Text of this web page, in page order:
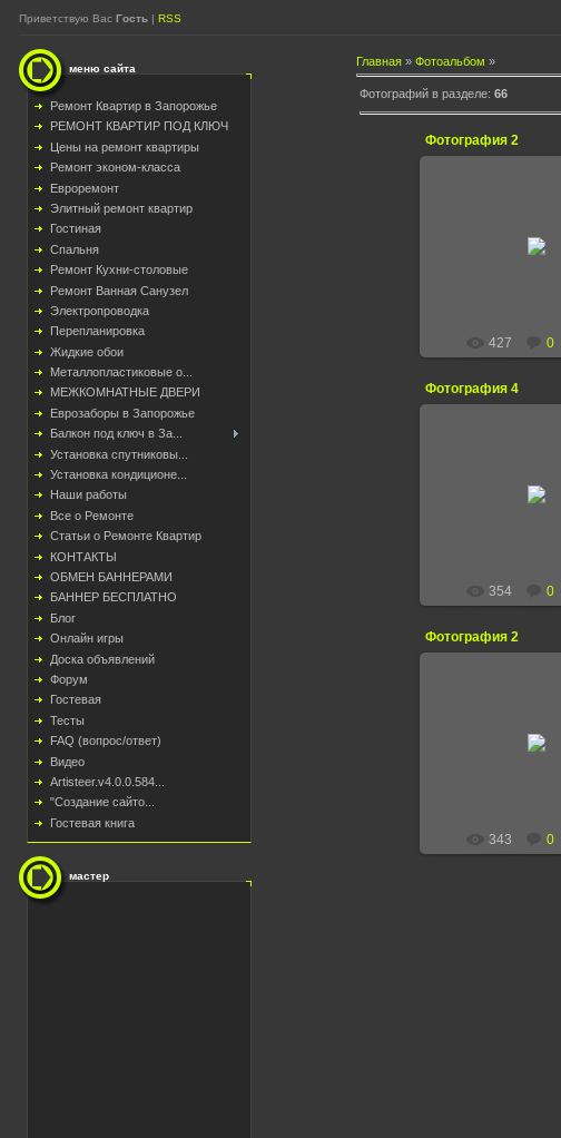
Приветствую Вас Гость | RSS
меню сайта
Ремонт Квартир в Запорожье
РЕМОНТ КВАРТИР ПОД КЛЮЧ
Цены на ремонт квартиры
Ремонт эконом-класса
Евроремонт
Элитный ремонт квартир
Гостиная
Спальня
Ремонт Кухни-столовые
Ремонт Ванная Санузел
Электропроводка
Перепланировка
Жидкие обои
Металлопластиковые о...
МЕЖКОМНАТНЫЕ ДВЕРИ
Еврозаборы в Запорожье
Балкон под ключ в За...
Установка спутниковы...
Установка кондиционе...
Наши работы
Все о Ремонте
Статьи о Ремонте Квартир
КОНТАКТЫ
ОБМЕН БАННЕРАМИ
БАННЕР БЕСПЛАТНО
Блог
Онлайн игры
Доска объявлений
Форум
Гостевая
Тесты
FAQ (вопрос/ответ)
Видео
Artisteer.v4.0.0.584...
"Создание сайто...
Гостевая книга
мастер
Главная » Фотоальбом »
Фотографий в разделе: 66
Фотография 2
427 0
Фотография 4
354 0
Фотография 2
343 0